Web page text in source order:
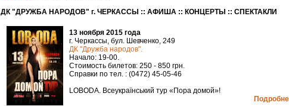
ДК "ДРУЖБА НАРОДОВ" г. ЧЕРКАССЫ :: АФИША :: КОНЦЕРТЫ :: СПЕКТАКЛИ
13 ноября 2015 года
г. Черкассы, бул. Шевченко, 249
ДК "Дружба народов".
Начало: 19-00.
Стоимость билетов: 250 - 850 грн.
Справки по тел. : (0472) 45-05-46
LOBODA. Всеукраїнський тур «Пора домой»!